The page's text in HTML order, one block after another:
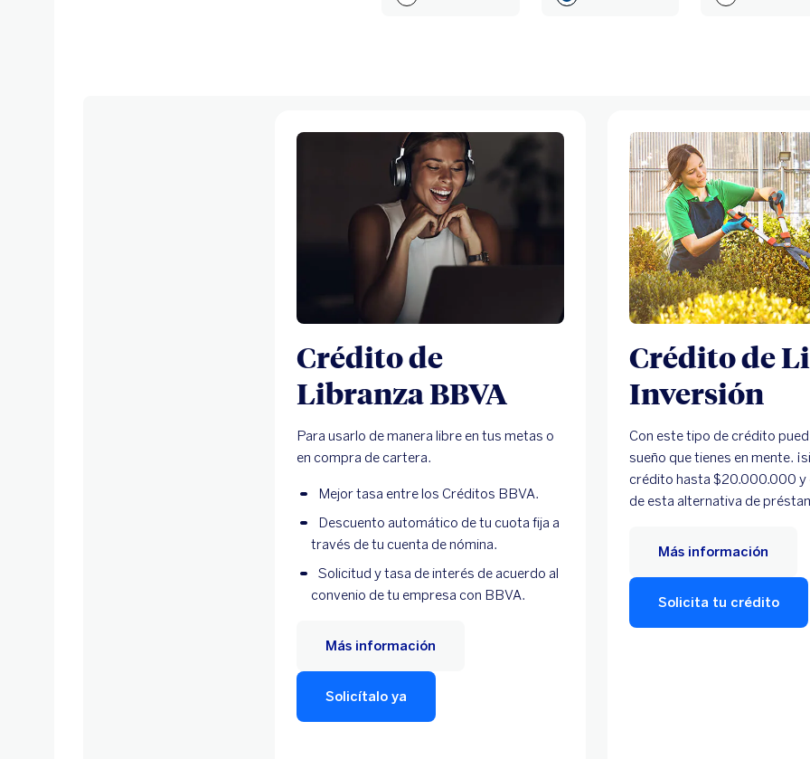
Crédito de
Libranza BBVA
Para usarlo de manera libre en tus metas o
en compra de cartera.
Mejor tasa entre los Créditos BBVA.
Descuento automático de tu cuota fija a
través de tu cuenta de nómina.
Solicitud y tasa de interés de acuerdo al
convenio de tu empresa con BBVA.
Solicítalo ya
Más información
Crédito de
Inversión
Con este tipo de crédito
sueño que tienes en mente.
crédito hasta $20.000.000 y
de esta alternativa de
Solicita tu crédito
Más información